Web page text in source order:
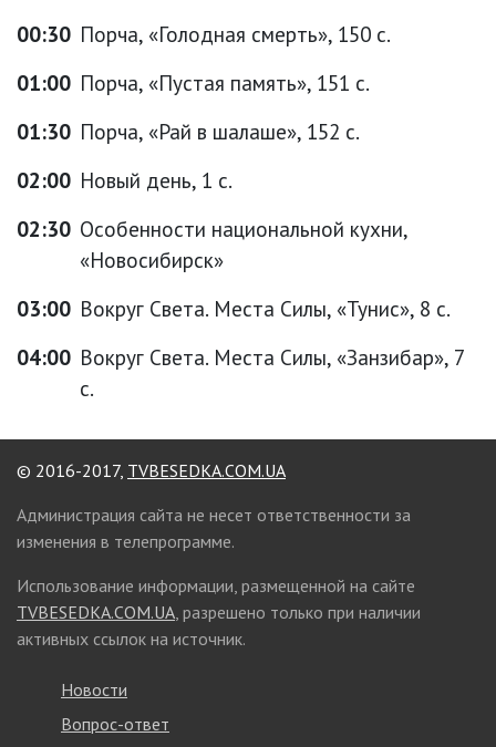
00:30 Порча, «Голодная смерть», 150 с.
01:00 Порча, «Пустая память», 151 с.
01:30 Порча, «Рай в шалаше», 152 с.
02:00 Новый день, 1 с.
02:30 Особенности национальной кухни,
«Новосибирск»
03:00 Вокруг Света. Места Силы, «Тунис», 8 с.
04:00 Вокруг Света. Места Силы, «Занзибар», 7
с.
© 2016-2017, TVBESEDKA.COM.UA
Администрация сайта не несет ответственности за
изменения в телепрограмме.
Использование информации, размещенной на сайте
TVBESEDKA.COM.UA, разрешено только при наличии
активных ссылок на источник.
Новости
Вопрос-ответ